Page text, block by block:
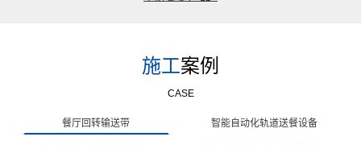
施工案例
CASE
餐厅回转输送带 智能自动化轨道送餐设备